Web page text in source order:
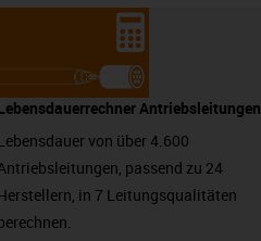
Antriebsleitungen
von über 4.600
passend zu 24
in 7 Leitungsqualitäten